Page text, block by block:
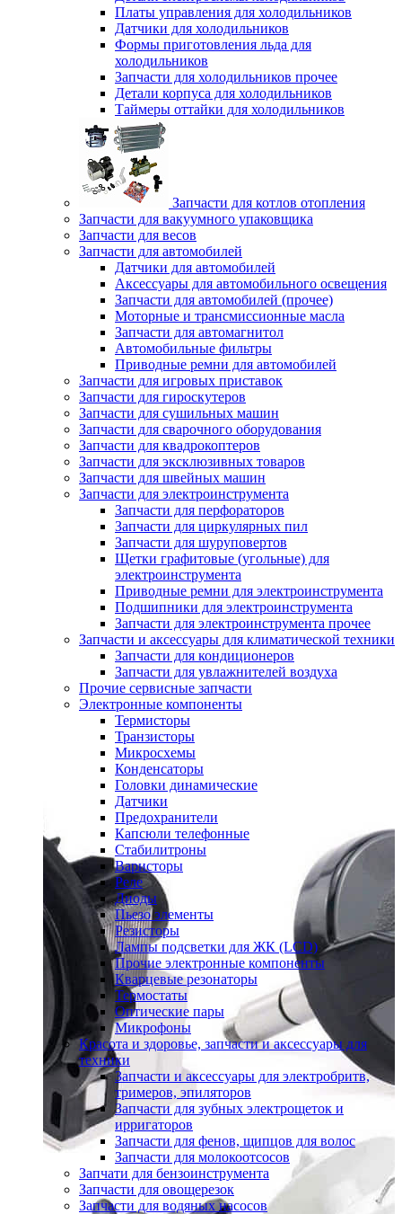
Платы управления для холодильников
Датчики для холодильников
Формы приготовления льда для
холодильников
Запчасти для холодильников прочее
Детали корпуса для холодильников
Таймеры оттайки для холодильников
Запчасти для котлов отопления
Запчасти для вакуумного упаковщика
Запчасти для весов
Запчасти для автомобилей
Датчики для автомобилей
Аксессуары для автомобильного освещения
Запчасти для автомобилей (прочее)
Моторные и трансмиссионные масла
Запчасти для автомагнитол
Автомобильные фильтры
Приводные ремни для автомобилей
Запчасти для игровых приставок
Запчасти для гироскутеров
Запчасти для сушильных машин
Запчасти для сварочного оборудования
Запчасти для квадрокоптеров
Запчасти для эксклюзивных товаров
Запчасти для швейных машин
Запчасти для электроинструмента
Запчасти для перфораторов
Запчасти для циркулярных пил
Запчасти для шуруповертов
Щетки графитовые (угольные) для
электроинструмента
Приводные ремни для электроинструмента
Подшипники для электроинструмента
Запчасти для электроинструмента прочее
Запчасти и аксессуары для климатической техники
Запчасти для кондиционеров
Запчасти для увлажнителей воздуха
Прочие сервисные запчасти
Электронные компоненты
Термисторы
Транзисторы
Микросхемы
Конденсаторы
Головки динамические
Датчики
Предохранители
Капсюли телефонные
Стабилитроны
Варисторы
Реле
Диоды
Пьезо элементы
Резисторы
Лампы подсветки для ЖК (LCD)
Прочие электронные компоненты
Кварцевые резонаторы
Термостаты
Оптические пары
Микрофоны
Красота и здоровье, запчасти и аксессуары для
техники
Запчасти и аксессуары для электробритв,
тримеров, эпиляторов
Запчасти для зубных электрощеток и
ирригаторов
Запчасти для фенов, щипцов для волос
Запчасти для молокоотсосов
Запчати для бензоинструмента
Запчасти для овощерезок
Запчасти для водяных насосов